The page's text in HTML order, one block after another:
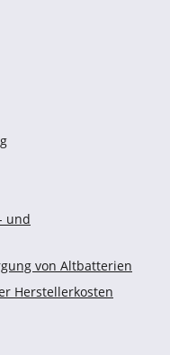
und
von Altbatterien
Herstellerkosten